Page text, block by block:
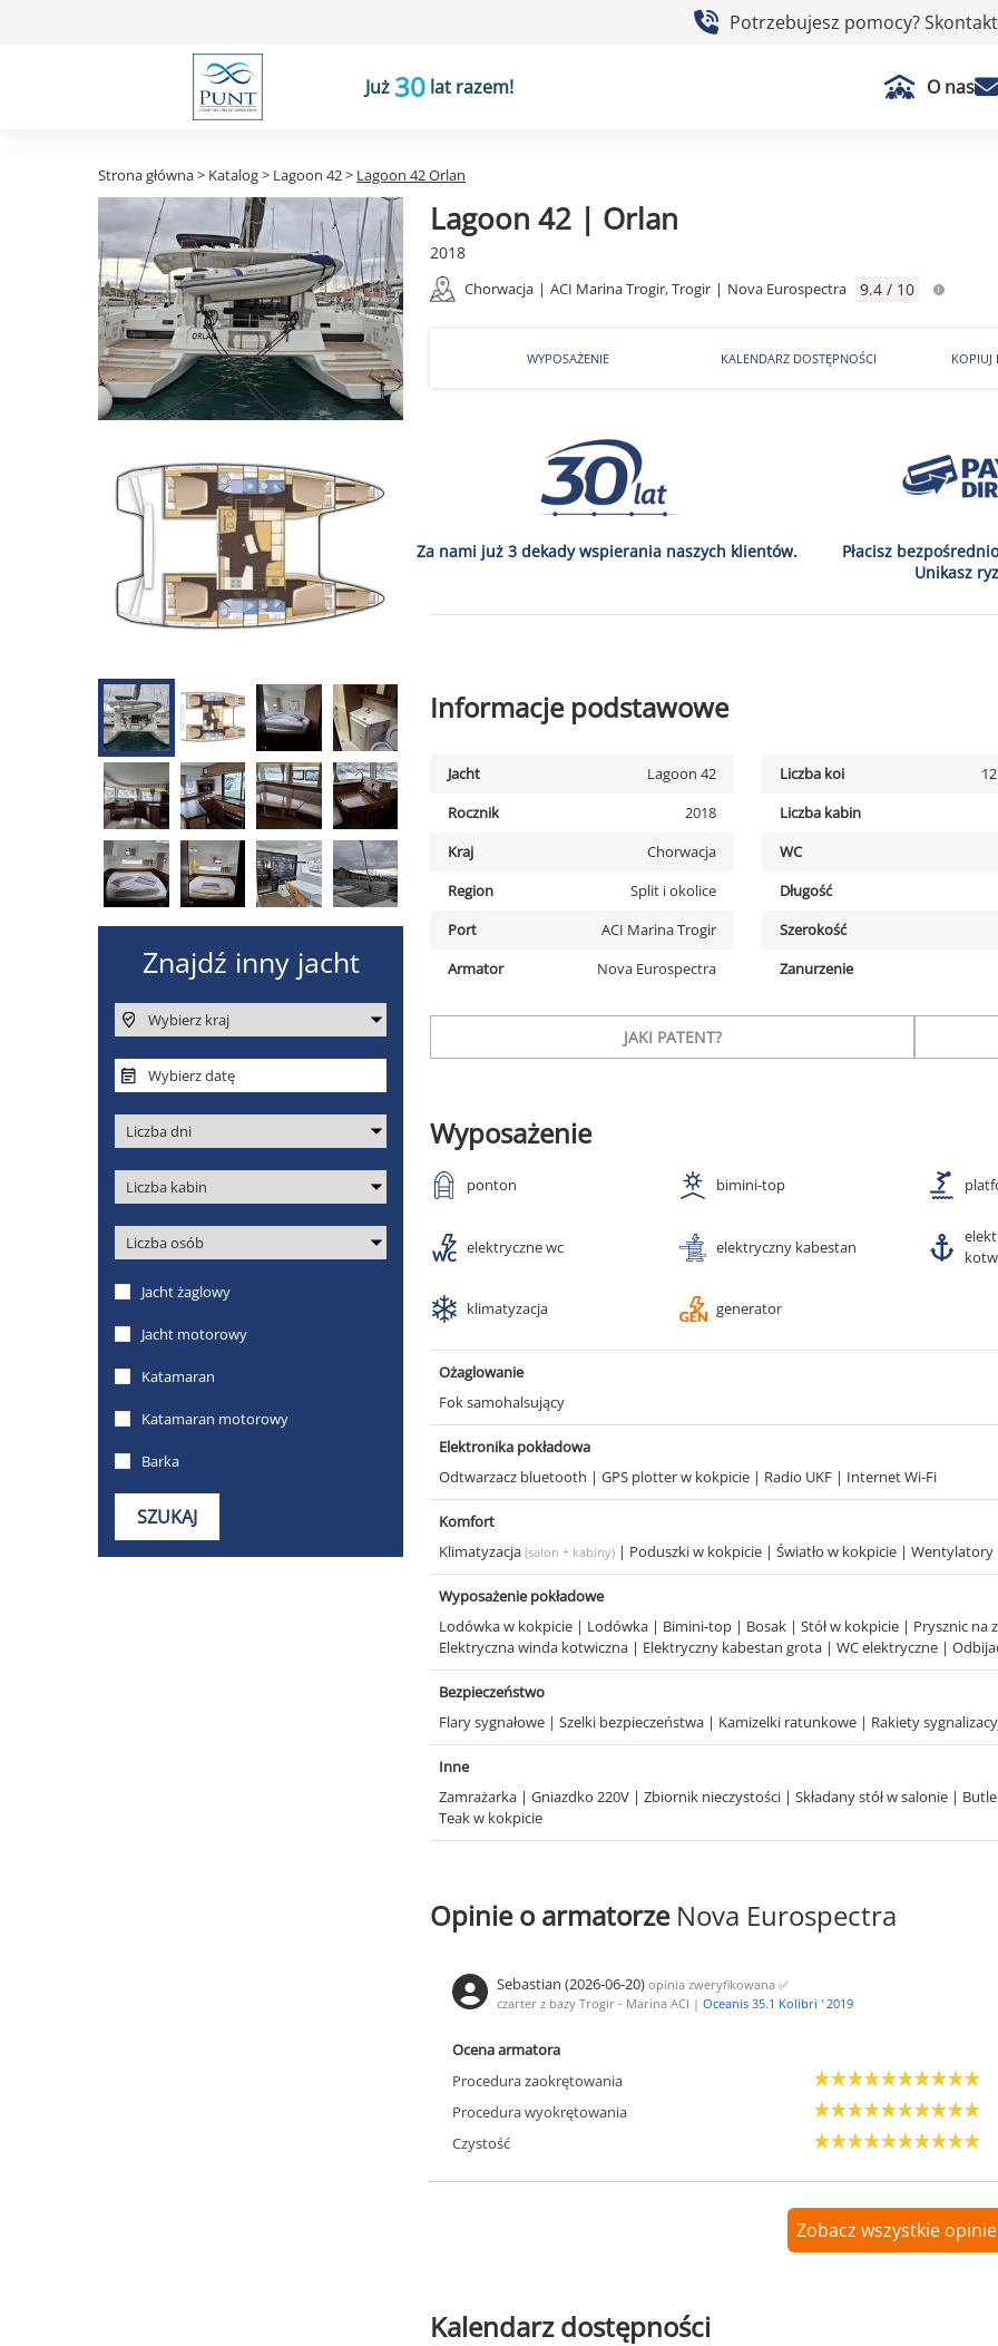
Potrzebujesz pomocy?
Już 30 lat razem! O nas
Strona główna> Katalog> Lagoon 42> Lagoon 42 Orlan
Lagoon 42 | Orlan
2018
Chorwacja | ACI Marina Trogir, Trogir | Nova Eurospectra 9.4 / 10
WYPOSAŻENIE KALENDARZ DOSTĘPNOŚCI KOPIUJ
Za nami już 3 dekady wspierania naszych klientów.
Płacisz
Unikasz
Informacje podstawowe
Jacht
Lagoon 42
Rocznik
2018
Kraj
Chorwacja
Region
Split i okolice
Port
ACI Marina Trogir
Armator
Nova Eurospectra
Liczba koi
Liczba kabin
WC
Długość
Szerokość
Zanurzenie
JAKI PATENT?
Wyposażenie
ponton bimini-top
elektryczne wc elektryczny kabestan
klimatyzacja generator
Ożaglowanie
Fok samohalsujący
Elektronika pokładowa
Odtwarzacz bluetooth | GPS plotter w kokpicie | Radio UKF | Internet Wi-Fi
Komfort
Klimatyzacja (salon + kabiny) | Poduszki w kokpicie | Światło w kokpicie | Wentylatory
Wyposażenie pokładowe
Lodówka w kokpicie | Lodówka | Bimini-top | Bosak | Stół w kokpicie | Prysznic na
Elektryczna winda kotwiczna | Elektryczny kabestan grota | WC elektryczne |
Bezpieczeństwo
Flary sygnałowe | Szelki bezpieczeństwa | Kamizelki ratunkowe | Rakiety
Inne
Zamrażarka | Gniazdko 220V | Zbiornik nieczystości | Składany stół w salonie |
Teak w kokpicie
Opinie o armatorze Nova Eurospectra
Sebastian (2026-06-20) opinia zweryfikowana ✅
czarter z bazy Trogir - Marina ACI | Oceanis 35.1 Kolibri ' 2019
Ocena armatora
Procedura zaokrętowania
Procedura wyokrętowania
Czystość
Zobacz wszystkie
Kalendarz dostępności